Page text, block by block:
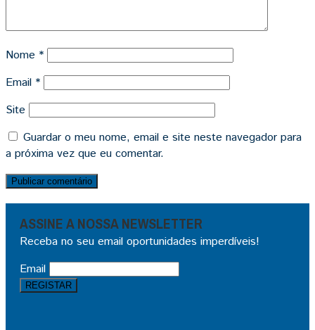
Nome *
Email *
Site
Guardar o meu nome, email e site neste navegador para
a próxima vez que eu comentar.
ASSINE A NOSSA NEWSLETTER
Receba no seu email oportunidades imperdíveis!
Email